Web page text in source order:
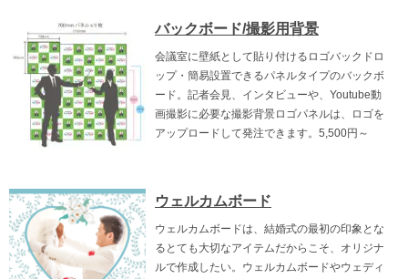
バックボード/撮影用背景
会議室に壁紙として貼り付けるロゴバックドロ
ップ・簡易設置できるパネルタイプのバックボ
ード。記者会見、インタビューや、Youtube動
画撮影に必要な撮影背景ロゴパネルは、ロゴを
アップロードして発注できます。5,500円～
ウェルカムボード
ウェルカムボードは、結婚式の最初の印象とな
るとても大切なアイテムだからこそ、オリジナ
ルで作成したい。ウェルカムボードやウェディ